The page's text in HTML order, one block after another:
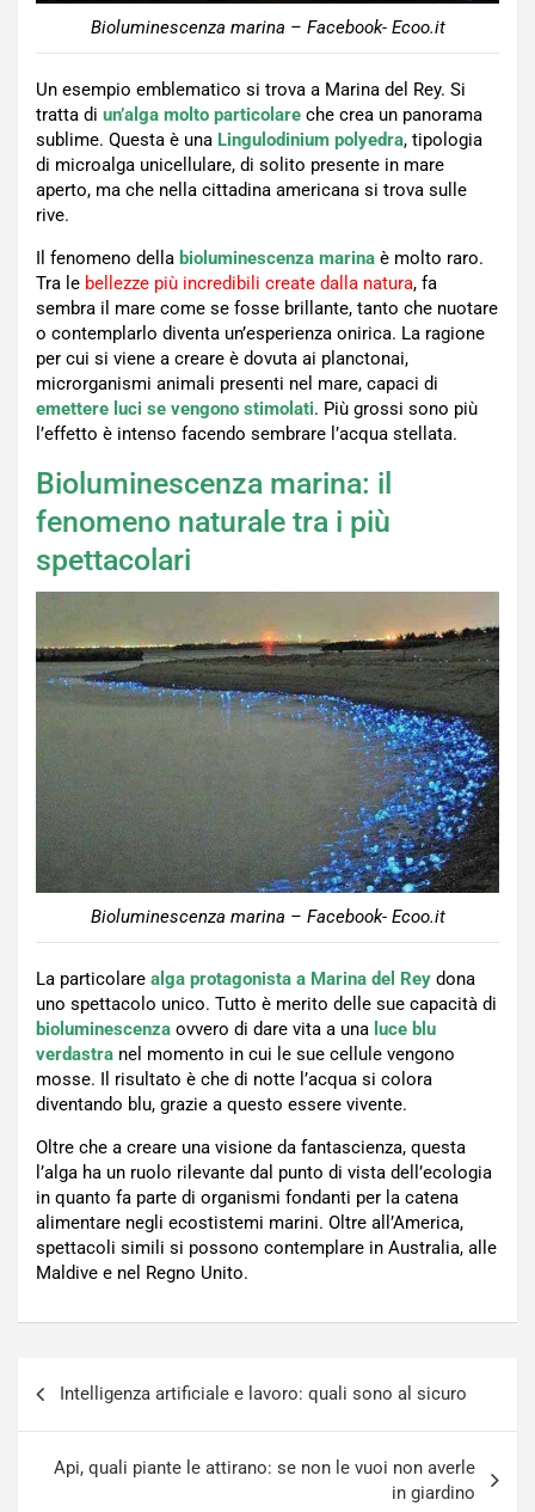
Bioluminescenza marina – Facebook- Ecoo.it
Un esempio emblematico si trova a Marina del Rey. Si
tratta di un’alga molto particolare che crea un panorama
sublime. Questa è una Lingulodinium polyedra, tipologia
di microalga unicellulare, di solito presente in mare
aperto, ma che nella cittadina americana si trova sulle
rive.
Il fenomeno della bioluminescenza marina è molto raro.
Tra le bellezze più incredibili create dalla natura, fa
sembra il mare come se fosse brillante, tanto che nuotare
o contemplarlo diventa un’esperienza onirica. La ragione
per cui si viene a creare è dovuta ai planctonai,
microrganismi animali presenti nel mare, capaci di
emettere luci se vengono stimolati. Più grossi sono più
l’effetto è intenso facendo sembrare l’acqua stellata.
Bioluminescenza marina: il
fenomeno naturale tra i più
spettacolari
Bioluminescenza marina – Facebook- Ecoo.it
La particolare alga protagonista a Marina del Rey dona
uno spettacolo unico. Tutto è merito delle sue capacità di
bioluminescenza ovvero di dare vita a una luce blu
verdastra nel momento in cui le sue cellule vengono
mosse. Il risultato è che di notte l’acqua si colora
diventando blu, grazie a questo essere vivente.
Oltre che a creare una visione da fantascienza, questa
l’alga ha un ruolo rilevante dal punto di vista dell’ecologia
in quanto fa parte di organismi fondanti per la catena
alimentare negli ecostistemi marini. Oltre all’America,
spettacoli simili si possono contemplare in Australia, alle
Maldive e nel Regno Unito.
articoli
Intelligenza artificiale e lavoro: quali sono al sicuro
Api, quali piante le attirano: se non le vuoi non averle
in giardino